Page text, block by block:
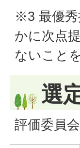
※3 最優秀
かに次点
ないこと
選
評価委員